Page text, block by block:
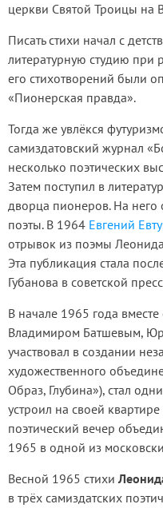
церкви Святой Троицы на
Писать стихи начал с
литературную студию при
его стихотворений были
«Пионерская правда».
Тогда же увлёкся
самиздатовский журнал
несколько поэтических
Затем поступил в
дворца пионеров. На него
поэты. В 1964 Евгений
отрывок из поэмы
Эта публикация стала
Губанова в советской
В начале 1965 года
Владимиром Батшевым,
участвовал в создании
художественного
Образ, Глубина»), стал
устроил на своей
поэтический вечер
1965 в одной из
Весной 1965 стихи
в трёх самиздатских